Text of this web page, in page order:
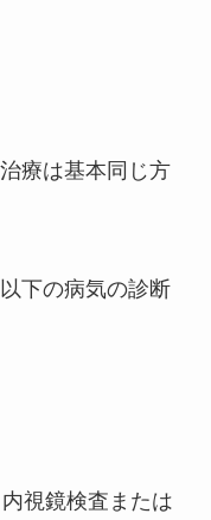
療は基本同じ方
下の病気の診断
視鏡検査または